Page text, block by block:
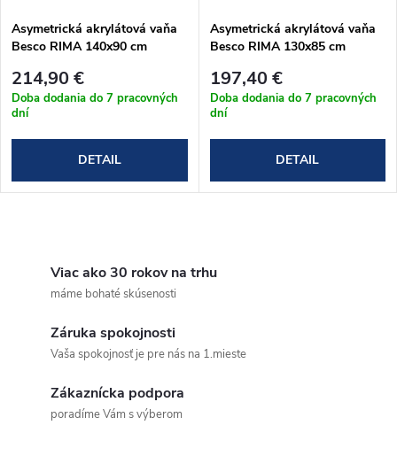
Asymetrická akrylátová vaňa
Besco RIMA 140x90 cm
214,90 €
Doba dodania do 7 pracovných
dní
DETAIL
Asymetrická akrylátová vaňa
Besco RIMA 130x85 cm
197,40 €
Doba dodania do 7 pracovných
dní
DETAIL
Viac ako 30 rokov na trhu
máme bohaté skúsenosti
Záruka spokojnosti
Vaša spokojnosť je pre nás na 1.mieste
Zákaznícka podpora
poradíme Vám s výberom